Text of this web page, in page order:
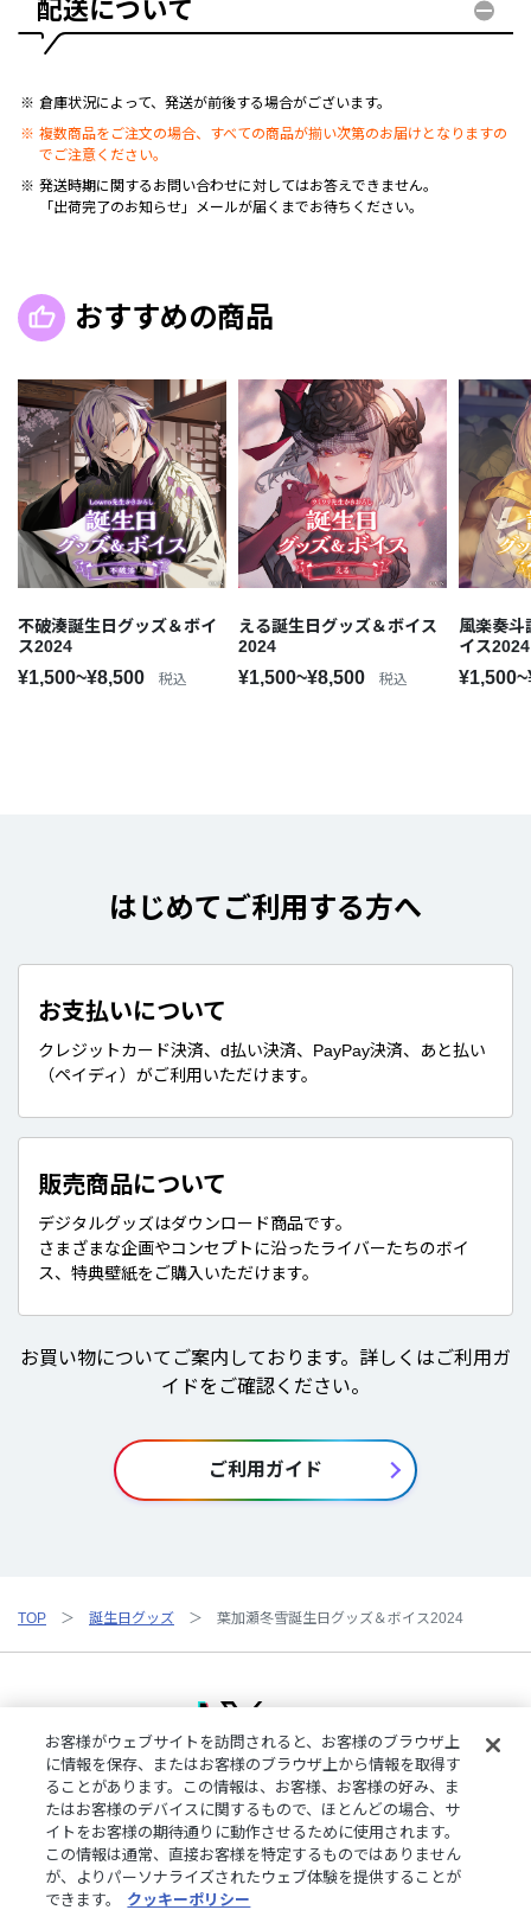
配送について
倉庫状況によって、発送が前後する場合がございます。
複数商品をご注文の場合、すべての商品が揃い次第のお届けとなりますの
でご注意ください。
発送時期に関するお問い合わせに対してはお答えできません。
「出荷完了のお知らせ」メールが届くまでお待ちください。
おすすめの商品
不破湊誕生日グッズ＆ボイ
ス2024
¥1,500~¥8,500 税込
える誕生日グッズ＆ボイス
2024
¥1,500~¥8,500 税込
風楽奏斗
イス2024
はじめてご利用する方へ
お支払いについて
クレジットカード決済、d払い決済、PayPay決済、あと払い
（ペイディ）がご利用いただけます。
販売商品について
デジタルグッズはダウンロード商品です。
さまざまな企画やコンセプトに沿ったライバーたちのボイ
ス、特典壁紙をご購入いただけます。
お買い物についてご案内しております。詳しくはご利用ガ
イドをご確認ください。
ご利用ガイド
TOP 誕生日グッズ 葉加瀬冬雪誕生日グッズ＆ボイス2024
ご利用規約プライバシーポリシー
特定商取引法に基づく表記
ご利用ガイドよくある質問お問い合わせにじさんじ公式サイト
クッキーの詳細
お客様がウェブサイトを訪問されると、お客様のブラウザ上
に情報を保存、またはお客様のブラウザ上から情報を取得す
ることがあります。この情報は、お客様、お客様の好み、ま
たはお客様のデバイスに関するもので、ほとんどの場合、サ
イトをお客様の期待通りに動作させるために使用されます。
この情報は通常、直接お客様を特定するものではありません
が、よりパーソナライズされたウェブ体験を提供することが
できます。
クッキーポリシー